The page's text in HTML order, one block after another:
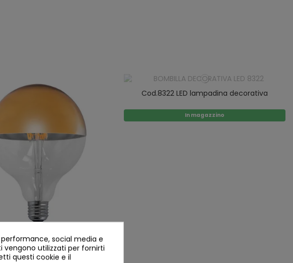
LED lampadina decorativa
Cod.8322 LED lampadina decorativa
In magazzino
social media e
vengono utilizzati per fornirti
questi cookie e il